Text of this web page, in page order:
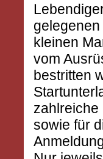
kleinen
vom
bestritten
zahlreiche
sowie für